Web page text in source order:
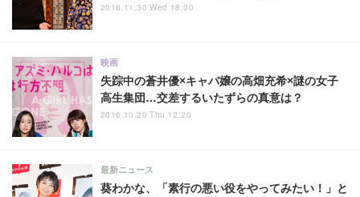
2016.11.30 Wed 18:00
失踪中の蒼井優×キャバ嬢の高畑充希×謎の女子
高生集団…交差するいたずらの真意は？
映画
2016.10.20 Thu 12:20
葵わかな、「素行の悪い役をやってみたい！」と
最新ニュース